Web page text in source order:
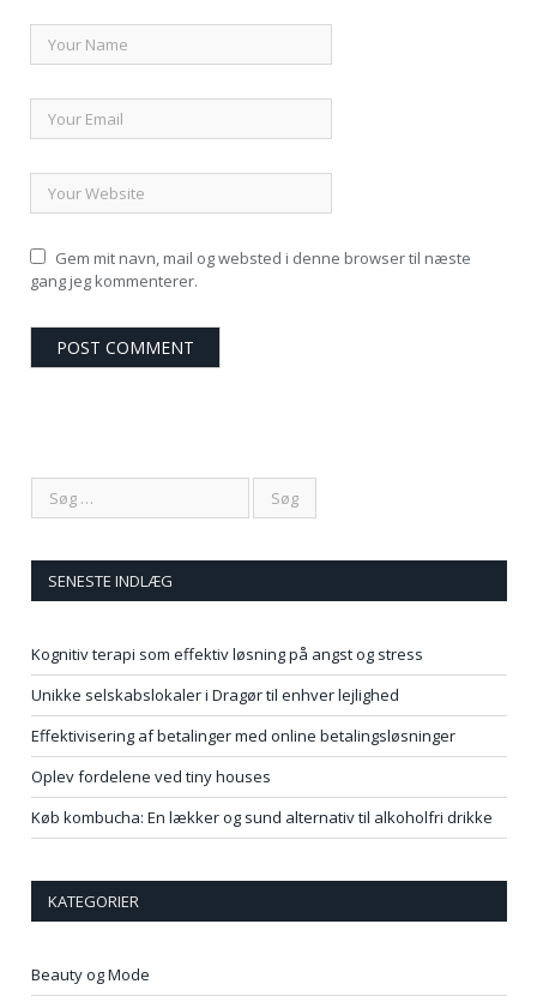
Gem mit navn, mail og websted i denne browser til næste
gang jeg kommenterer.
SENESTE INDLÆG
Kognitiv terapi som effektiv løsning på angst og stress
Unikke selskabslokaler i Dragør til enhver lejlighed
Effektivisering af betalinger med online betalingsløsninger
Oplev fordelene ved tiny houses
Køb kombucha: En lækker og sund alternativ til alkoholfri drikke
KATEGORIER
Beauty og Mode